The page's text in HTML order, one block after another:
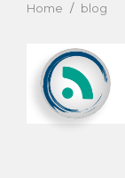
Home blog